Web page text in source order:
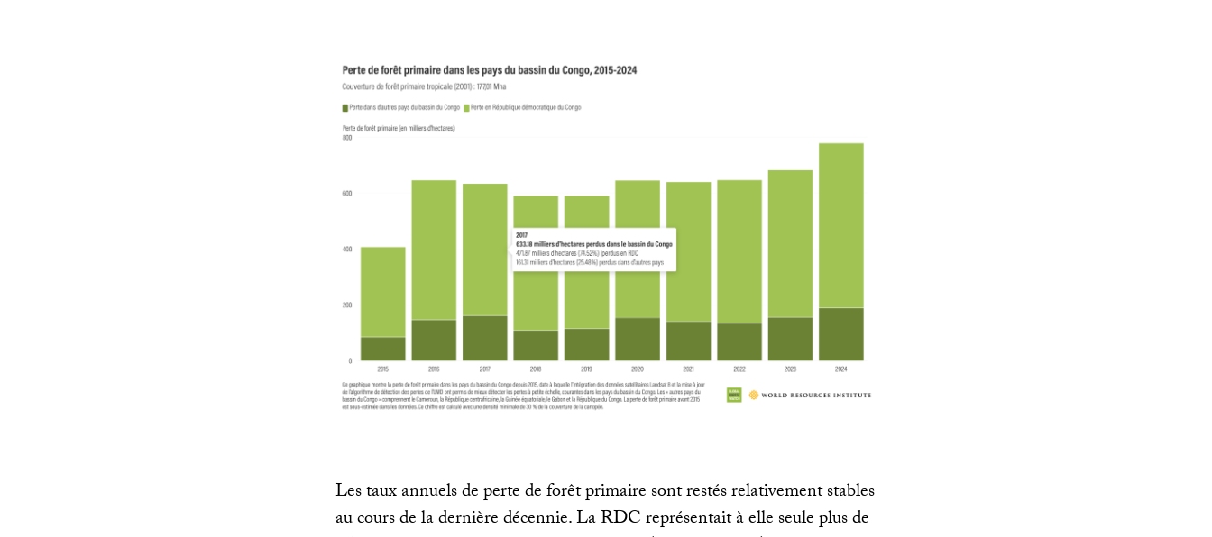
Les taux annuels de perte de forêt primaire sont restés relativement stables
au cours de la dernière décennie. La RDC représentait à elle seule plus de